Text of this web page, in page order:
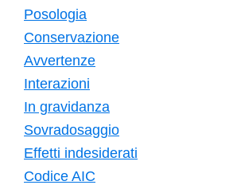
Posologia
Conservazione
Avvertenze
Interazioni
In gravidanza
Sovradosaggio
Effetti indesiderati
Codice AIC